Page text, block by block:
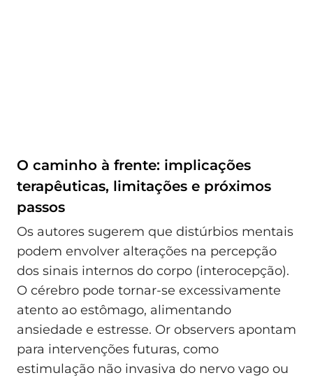
O caminho à frente: implicações
terapêuticas, limitações e próximos
passos
Os autores sugerem que distúrbios mentais
podem envolver alterações na percepção
dos sinais internos do corpo (interocepção).
O cérebro pode tornar-se excessivamente
atento ao estômago, alimentando
ansiedade e estresse. Or observers apontam
para intervenções futuras, como
estimulação não invasiva do nervo vago ou